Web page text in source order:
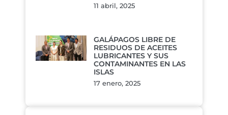
11 abril, 2025
GALÁPAGOS LIBRE DE
RESIDUOS DE ACEITES
LUBRICANTES Y SUS
CONTAMINANTES EN LAS
ISLAS
17 enero, 2025